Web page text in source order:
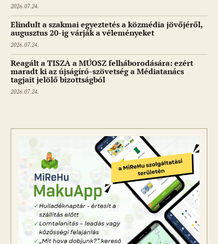
2026.07.24.
Elindult a szakmai egyeztetés a közmédia jövőjéről,
augusztus 20-ig várják a véleményeket
2026.07.24.
Reagált a TISZA a MÚOSZ felháborodására: ezért
maradt ki az újságíró-szövetség a Médiatanács
tagjait jelölő bizottságból
2026.07.24.